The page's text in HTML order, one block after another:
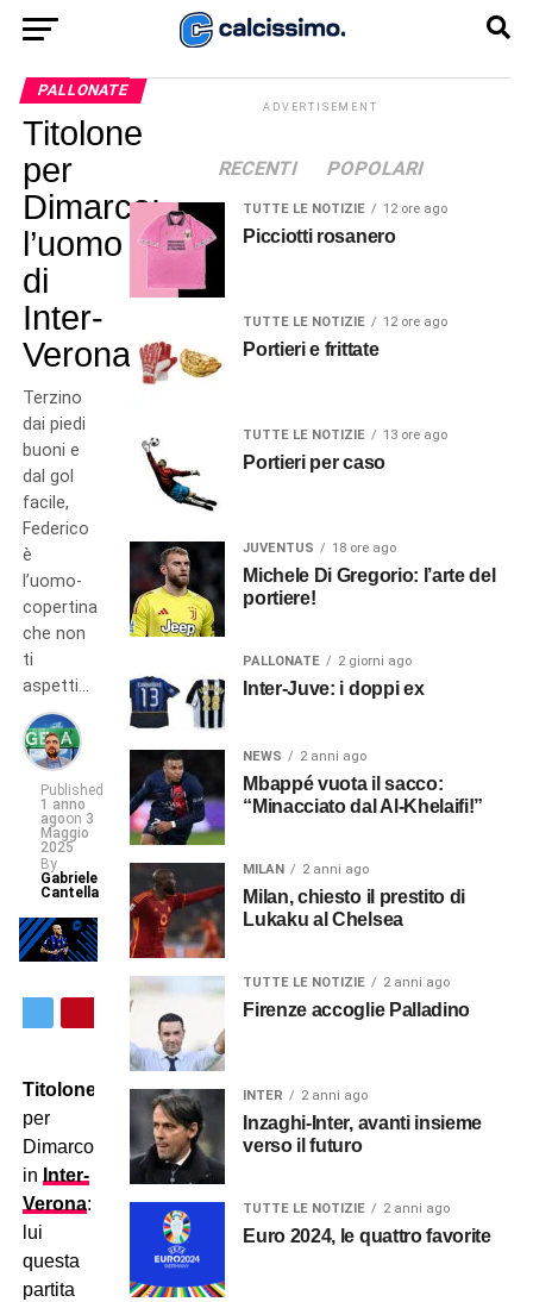
PALLONATE
Titolone
per
Dimarco:
l’uomo
di
Inter-
Verona
Terzino
dai piedi
buoni e
dal gol
facile,
Federico
è
l’uomo-
copertina
che non
ti
aspetti…
Published
1 anno
agoon 3
Maggio
2025
By
Gabriele
Cantella
Titolone
per
Dimarco
in Inter-
Verona:
lui
questa
partita
ADVERTISEMENT
RECENTI POPOLARI
TUTTE LE NOTIZIE 12 ore ago
Picciotti rosanero
TUTTE LE NOTIZIE 12 ore ago
Portieri e frittate
TUTTE LE NOTIZIE 13 ore ago
Portieri per caso
JUVENTUS 18 ore ago
Michele Di Gregorio: l’arte del
portiere!
PALLONATE 2 giorni ago
Inter-Juve: i doppi ex
NEWS 2 anni ago
Mbappé vuota il sacco:
“Minacciato dal Al-Khelaifi!”
MILAN 2 anni ago
Milan, chiesto il prestito di
Lukaku al Chelsea
TUTTE LE NOTIZIE 2 anni ago
Firenze accoglie Palladino
INTER 2 anni ago
Inzaghi-Inter, avanti insieme
verso il futuro
TUTTE LE NOTIZIE 2 anni ago
Euro 2024, le quattro favorite